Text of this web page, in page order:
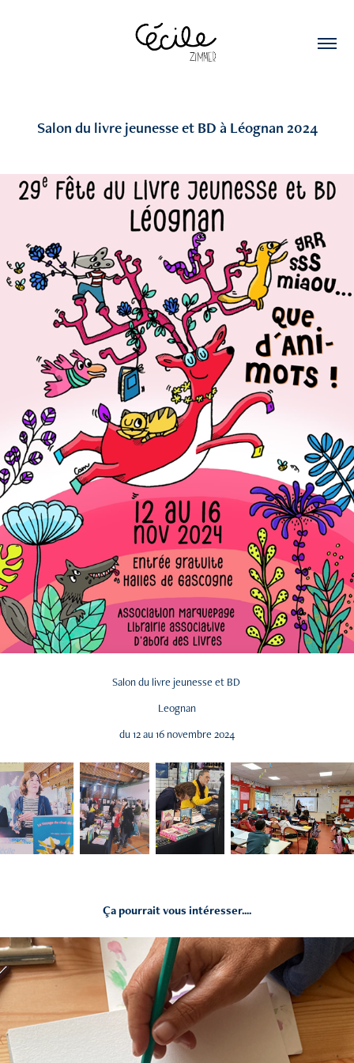
Salon du livre jeunesse et BD à Léognan 2024
Salon du livre jeunesse et BD
Leognan
du 12 au 16 novembre 2024
Ça pourrait vous intéresser....